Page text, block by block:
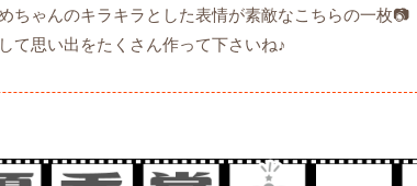
ちゃんのキラキラとした表情が素敵なこちらの一枚📷
て思い出をたくさん作って下さいね♪